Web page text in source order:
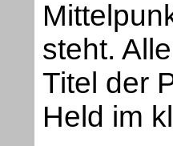
steht.
Titel der
Held im